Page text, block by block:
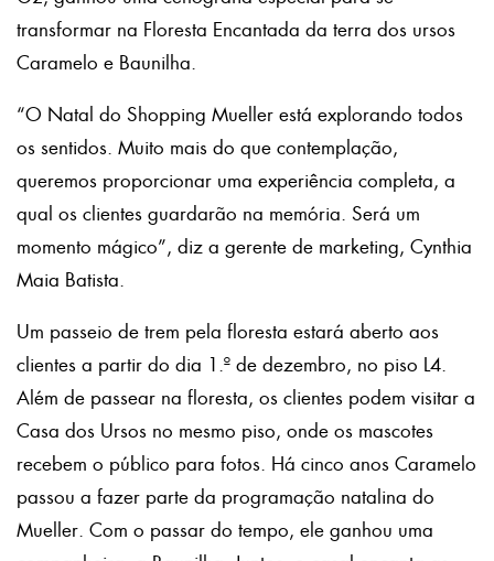
transformar na Floresta Encantada da terra dos ursos
Caramelo e Baunilha.
“O Natal do Shopping Mueller está explorando todos
os sentidos. Muito mais do que contemplação,
queremos proporcionar uma experiência completa, a
qual os clientes guardarão na memória. Será um
momento mágico”, diz a gerente de marketing, Cynthia
Maia Batista.
Um passeio de trem pela floresta estará aberto aos
clientes a partir do dia 1.º de dezembro, no piso L4.
Além de passear na floresta, os clientes podem visitar a
Casa dos Ursos no mesmo piso, onde os mascotes
recebem o público para fotos. Há cinco anos Caramelo
passou a fazer parte da programação natalina do
Mueller. Com o passar do tempo, ele ganhou uma